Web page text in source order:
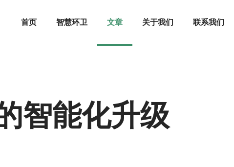
首页 智慧环卫 文章 关于我们 联系我们
智能化升级